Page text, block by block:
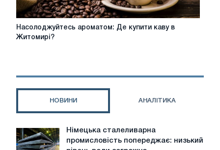
Насолоджуйтесь
ароматом:
в
Насолоджуйтесь ароматом: Де купити каву в
Житомирі?
НОВИНИ АНАЛІТИКА
Німецька
сталеливарна
Німецька сталеливарна
промисловість попереджає: низький